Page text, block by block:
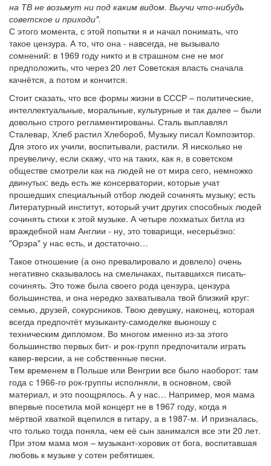
на ТВ не возьмут ни под каким видом. Выучи что-нибудь
советское и приходи".
С этого момента, с этой попытки я и начал понимать, что
такое цензура. А то, что она - навсегда, не вызывало
сомнений: в 1969 году никто и в страшном сне не мог
предположить, что через 20 лет Советская власть сначала
качнётся, а потом и кончится.
Стоит сказать, что все формы жизни в СССР – политические,
интеллектуальные, моральные, культурные и так далее – были
довольно строго регламентированы. Сталь выплавлял
Сталевар, Хлеб растил Хлебороб, Музыку писал Композитор.
Для этого их учили, воспитывали, растили. Я нисколько не
преувеличу, если скажу, что на таких, как я, в советском
обществе смотрели как на людей не от мира сего, немножко
двинутых: ведь есть же консерватории, которые учат
прошедших специальный отбор людей сочинять музыку; есть
Литературный институт, который учит других способных людей
сочинять стихи к этой музыке. А четыре лохматых битла из
враждебной нам Англии - ну, это товарищи, несерьёзно:
"Орэра" у нас есть, и достаточно…
Такое отношение (а оно превалировало и довлело) очень
негативно сказывалось на смельчаках, пытавшихся писать-
сочинять. Это тоже была своего рода цензура, цензура
большинства, и она нередко захватывала твой близкий круг:
семью, друзей, сокурсников. Твою девушку, наконец, которая
всегда предпочтёт музыканту-самоделке вьюношу с
техническим дипломом. Во многом именно из-за этого
большинство первых бит- и рок-групп предпочитали играть
кавер-версии, а не собственные песни.
Тем временем в Польше или Венгрии все было наоборот: там
года с 1966-го рок-группы исполняли, в основном, свой
материал, и это поощрялось. А у нас… Например, моя мама
впервые посетила мой концерт не в 1967 году, когда я
мёртвой хваткой вцепился в гитару, а в 1987-м. И призналась,
что только тогда поняла, чем её сын занимался все эти 20 лет.
При этом мама моя – музыкант-хоровик от бога, воспитавшая
любовь к музыке у сотен ребятишек.